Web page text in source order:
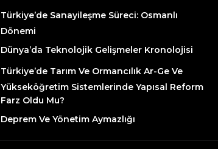
Türkiye’de Sanayileşme Süreci: Osmanlı
Dönemi
Dünya’da Teknolojik Gelişmeler Kronolojisi
Türkiye’de Tarım Ve Ormancılık Ar-Ge Ve
Yükseköğretim Sistemlerinde Yapısal Reform
Farz Oldu Mu?
Deprem Ve Yönetim Aymazlığı